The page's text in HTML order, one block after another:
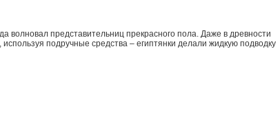
волновал представительниц прекрасного пола. Даже в древности
подручные средства – египтянки делали жидкую подводку